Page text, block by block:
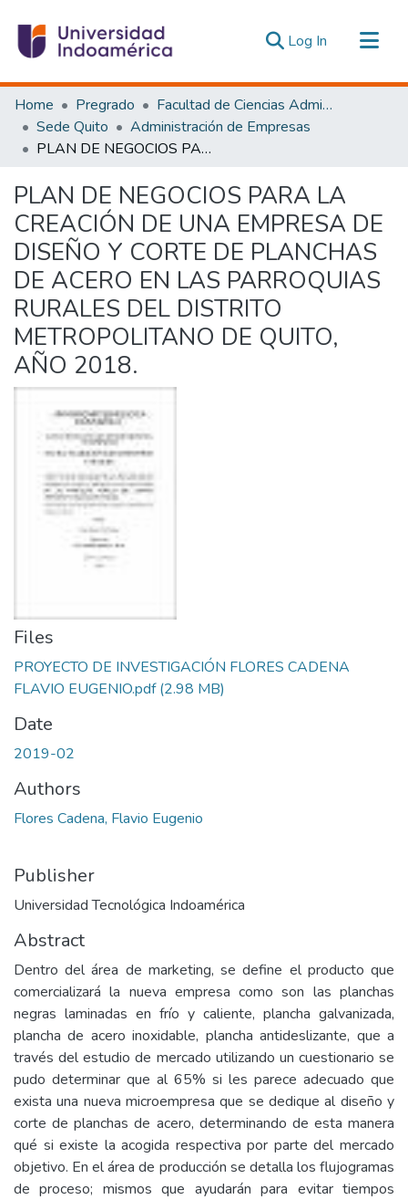
Log In (current)
Communities & Collections
All of DSpace
Statistics
Home Pregrado
Facultad de Ciencias Administrativas y Económicas
Sede Quito
Administración de Empresas
PLAN DE NEGOCIOS PARA LA CREACIÓN DE UNA EMPRESA DE DISEÑO Y CORTE DE PLANCHAS DE ACERO EN LAS PARROQUIAS RURALES DEL DISTRITO METROPOLITANO DE QUITO, AÑO 2018.
PLAN DE NEGOCIOS PARA LA
CREACIÓN DE UNA EMPRESA DE
DISEÑO Y CORTE DE PLANCHAS
DE ACERO EN LAS PARROQUIAS
RURALES DEL DISTRITO
METROPOLITANO DE QUITO,
AÑO 2018.
Files
PROYECTO DE INVESTIGACIÓN FLORES CADENA
FLAVIO EUGENIO.pdf(2.98 MB)
Date
2019-02
Authors
Flores Cadena, Flavio Eugenio
Publisher
Universidad Tecnológica Indoamérica
Abstract
Dentro del área de marketing, se define el producto que
comercializará la nueva empresa como son las planchas
negras laminadas en frío y caliente, plancha galvanizada,
plancha de acero inoxidable, plancha antideslizante, que a
través del estudio de mercado utilizando un cuestionario se
pudo determinar que al 65% si les parece adecuado que
exista una nueva microempresa que se dedique al diseño y
corte de planchas de acero, determinando de esta manera
qué si existe la acogida respectiva por parte del mercado
objetivo. En el área de producción se detalla los flujogramas
de proceso; mismos que ayudarán para evitar tiempos